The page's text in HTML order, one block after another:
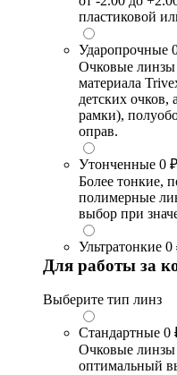
пластиковой
Ударопрочные
Очковые линзы
материала
детских очков,
рамки),
оправ.
Утонченные 0 ₽
Более тонкие,
полимерные
выбор при
Ультратонкие 0
Для работы за
Выберите тип линз
Стандартные 0
Очковые
оптимальный